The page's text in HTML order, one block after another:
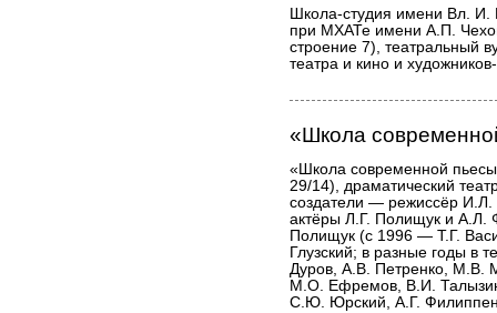
Школа-студия имени Вл. И.
при МХАТе имени А.П.
строение 7), театральный
театра и кино и
«Школа
«Школа современной
29/14), драматический
создатели — режиссёр И.Л.
актёры Л.Г. Полищук и А.Л.
Полищук (с 1996 — Т.Г.
Глузский; в разные годы в
Дуров, А.В. Петренко, М.В.
М.О. Ефремов, В.И.
С.Ю. Юрский, А.Г.